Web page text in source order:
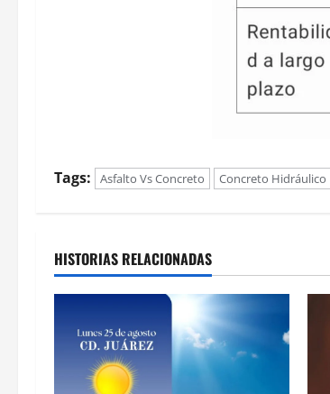
Tags: Asfalto Vs Concreto Concreto Hidráulico
HISTORIAS RELACIONADAS